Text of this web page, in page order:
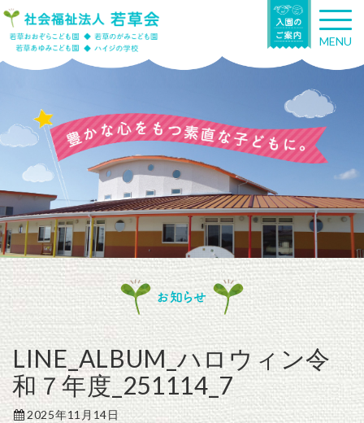
T
o
g
n
g
a
t
n
MENU
お知らせ
LINE_ALBUM_ハロウィン令
和７年度_251114_7
2025年11月14日